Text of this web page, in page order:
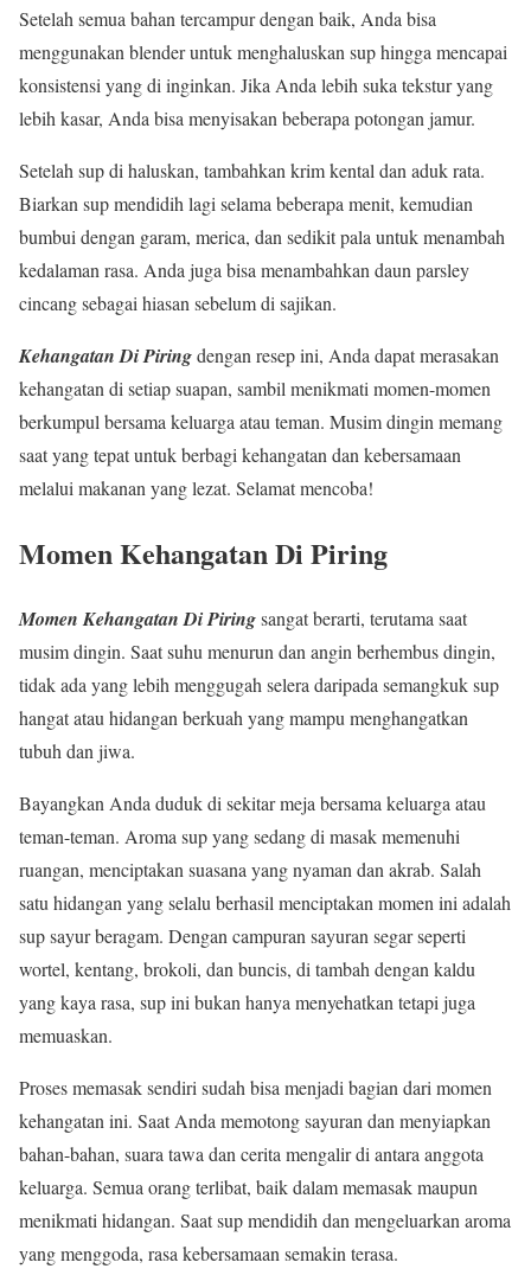
Setelah semua bahan tercampur dengan baik, Anda bisa
menggunakan blender untuk menghaluskan sup hingga mencapai
konsistensi yang di inginkan. Jika Anda lebih suka tekstur yang
lebih kasar, Anda bisa menyisakan beberapa potongan jamur.
Setelah sup di haluskan, tambahkan krim kental dan aduk rata.
Biarkan sup mendidih lagi selama beberapa menit, kemudian
bumbui dengan garam, merica, dan sedikit pala untuk menambah
kedalaman rasa. Anda juga bisa menambahkan daun parsley
cincang sebagai hiasan sebelum di sajikan.
Kehangatan Di Piringdengan resep ini, Anda dapat merasakan
kehangatan di setiap suapan, sambil menikmati momen-momen
berkumpul bersama keluarga atau teman. Musim dingin memang
saat yang tepat untuk berbagi kehangatan dan kebersamaan
melalui makanan yang lezat. Selamat mencoba!
Momen Kehangatan Di Piring
Momen Kehangatan Di Piringsangat berarti, terutama saat
musim dingin. Saat suhu menurun dan angin berhembus dingin,
tidak ada yang lebih menggugah selera daripada semangkuk sup
hangat atau hidangan berkuah yang mampu menghangatkan
tubuh dan jiwa.
Bayangkan Anda duduk di sekitar meja bersama keluarga atau
teman-teman. Aroma sup yang sedang di masak memenuhi
ruangan, menciptakan suasana yang nyaman dan akrab. Salah
satu hidangan yang selalu berhasil menciptakan momen ini adalah
sup sayur beragam. Dengan campuran sayuran segar seperti
wortel, kentang, brokoli, dan buncis, di tambah dengan kaldu
yang kaya rasa, sup ini bukan hanya menyehatkan tetapi juga
memuaskan.
Proses memasak sendiri sudah bisa menjadi bagian dari momen
kehangatan ini. Saat Anda memotong sayuran dan menyiapkan
bahan-bahan, suara tawa dan cerita mengalir di antara anggota
keluarga. Semua orang terlibat, baik dalam memasak maupun
menikmati hidangan. Saat sup mendidih dan mengeluarkan aroma
yang menggoda, rasa kebersamaan semakin terasa.